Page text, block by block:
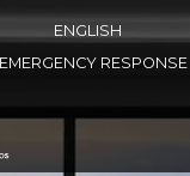
ENGLISH
EMERGENCY RESPONSE